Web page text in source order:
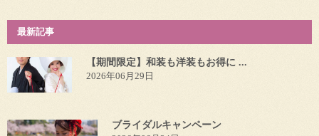
最新記事
【期間限定】和装も洋装もお得に ...
2026年06月29日
ブライダルキャンペーン